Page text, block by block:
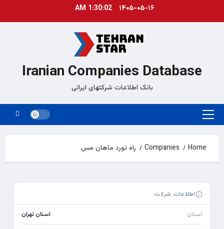
۱۴۰۵-۰۵-۱۶ 1:30:03 AM
Iranian Companies Database
بانک اطلاعات شرکتهای ایرانی
Primary
Home
Companies راه نورد ماهان مس
اطلاعات شرکت
استان استان تهران